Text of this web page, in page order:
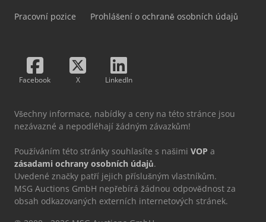
Pracovní pozice Prohlášení o ochraně osobních údajů
Facebook X LinkedIn
Všechny informace, nabídky a ceny na této stránce jsou
nezávazné a nepodléhají žádným závazkům!
Používáním této stránky souhlasíte s našimi VOP a
zásadami ochrany osobních údajů.
Uvedené značky patří jejich příslušným vlastníkům.
MSG Auctions GmbH nepřebírá žádnou odpovědnost za
obsah odkazovaných externích internetových stránek.